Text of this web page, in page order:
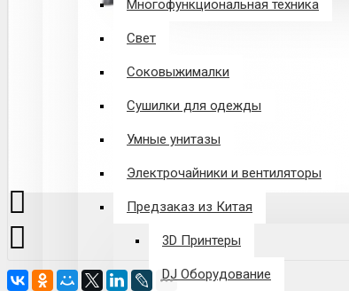
Многофункциональная техника
Свет
Соковыжималки
Сушилки для одежды
Умные унитазы
Электрочайники и вентиляторы
Предзаказ из Китая
3D Принтеры
DJ Оборудование